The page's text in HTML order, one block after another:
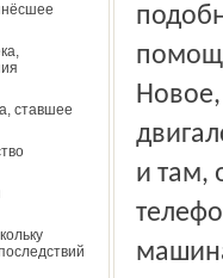
ставшее
и там,